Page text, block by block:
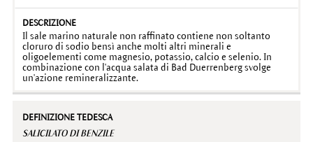
Il sale marino naturale non raffinato contiene non soltanto
cloruro di sodio bensì anche molti altri minerali e
oligoelementi come magnesio, potassio, calcio e selenio. In
combinazione con l'acqua salata di Bad Duerrenberg svolge
un'azione remineralizzante.
SALICILATO DI BENZILE